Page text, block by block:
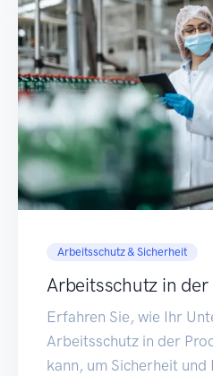
Arbeitsschutz & Sicherheit
Arbeitsschutz in
Erfahren Sie, wie Ihr
Arbeitsschutz in der
kann, um Sicherheit und